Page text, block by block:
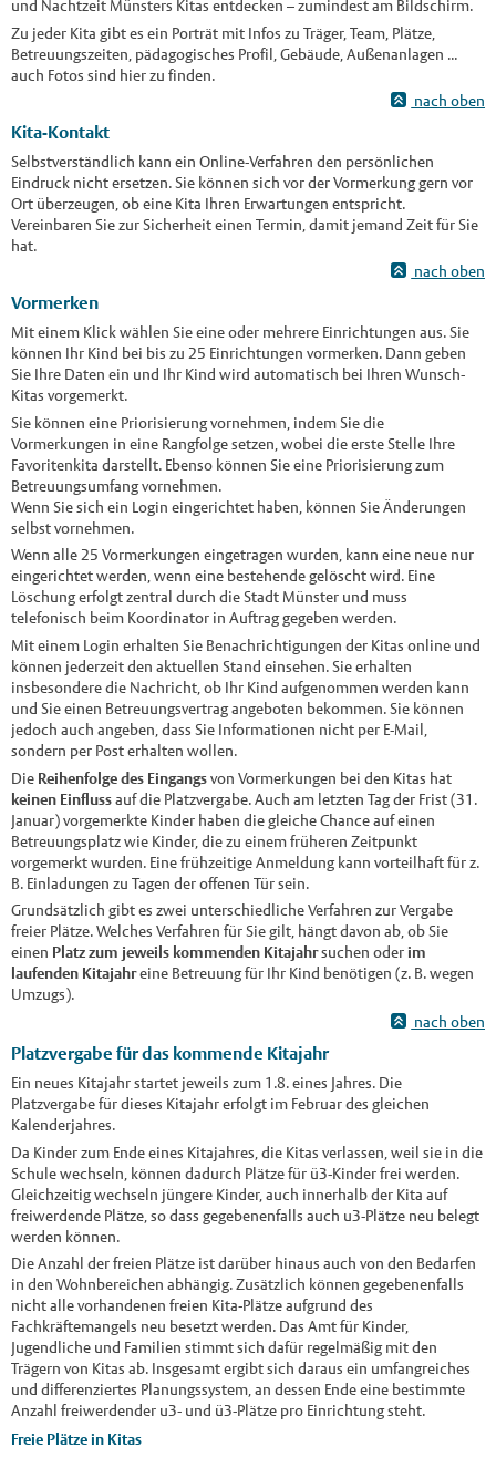
und Nachtzeit Münsters Kitas entdecken – zumindest am Bildschirm.
Zu jeder Kita gibt es ein Porträt mit Infos zu Träger, Team, Plätze,
Betreuungszeiten, pädagogisches Profil, Gebäude, Außenanlagen ...
auch Fotos sind hier zu finden.
nach oben
Kita-Kontakt
Selbstverständlich kann ein Online-Verfahren den persönlichen
Eindruck nicht ersetzen. Sie können sich vor der Vormerkung gern vor
Ort überzeugen, ob eine Kita Ihren Erwartungen entspricht.
Vereinbaren Sie zur Sicherheit einen Termin, damit jemand Zeit für Sie
hat.
nach oben
Vormerken
Mit einem Klick wählen Sie eine oder mehrere Einrichtungen aus. Sie
können Ihr Kind bei bis zu 25 Einrichtungen vormerken. Dann geben
Sie Ihre Daten ein und Ihr Kind wird automatisch bei Ihren Wunsch-
Kitas vorgemerkt.
Sie können eine Priorisierung vornehmen, indem Sie die
Vormerkungen in eine Rangfolge setzen, wobei die erste Stelle Ihre
Favoritenkita darstellt. Ebenso können Sie eine Priorisierung zum
Betreuungsumfang vornehmen.
Wenn Sie sich ein Login eingerichtet haben, können Sie Änderungen
selbst vornehmen.
Wenn alle 25 Vormerkungen eingetragen wurden, kann eine neue nur
eingerichtet werden, wenn eine bestehende gelöscht wird. Eine
Löschung erfolgt zentral durch die Stadt Münster und muss
telefonisch beim Koordinator in Auftrag gegeben werden.
Mit einem Login erhalten Sie Benachrichtigungen der Kitas online und
können jederzeit den aktuellen Stand einsehen. Sie erhalten
insbesondere die Nachricht, ob Ihr Kind aufgenommen werden kann
und Sie einen Betreuungsvertrag angeboten bekommen. Sie können
jedoch auch angeben, dass Sie Informationen nicht per E-Mail,
sondern per Post erhalten wollen.
Die Reihenfolge des Eingangsvon Vormerkungen bei den Kitas hat
keinen Einflussauf die Platzvergabe. Auch am letzten Tag der Frist (31.
Januar) vorgemerkte Kinder haben die gleiche Chance auf einen
Betreuungsplatz wie Kinder, die zu einem früheren Zeitpunkt
vorgemerkt wurden. Eine frühzeitige Anmeldung kann vorteilhaft für z.
B. Einladungen zu Tagen der offenen Tür sein.
Grundsätzlich gibt es zwei unterschiedliche Verfahren zur Vergabe
freier Plätze. Welches Verfahren für Sie gilt, hängt davon ab, ob Sie
einen Platz zum jeweils kommenden Kitajahrsuchen oder im
laufenden Kitajahreine Betreuung für Ihr Kind benötigen (z. B. wegen
Umzugs).
nach oben
Platzvergabe für das kommende Kitajahr
Ein neues Kitajahr startet jeweils zum 1.8. eines Jahres. Die
Platzvergabe für dieses Kitajahr erfolgt im Februar des gleichen
Kalenderjahres.
Da Kinder zum Ende eines Kitajahres, die Kitas verlassen, weil sie in die
Schule wechseln, können dadurch Plätze für ü3-Kinder frei werden.
Gleichzeitig wechseln jüngere Kinder, auch innerhalb der Kita auf
freiwerdende Plätze, so dass gegebenenfalls auch u3-Plätze neu belegt
werden können.
Die Anzahl der freien Plätze ist darüber hinaus auch von den Bedarfen
in den Wohnbereichen abhängig. Zusätzlich können gegebenenfalls
nicht alle vorhandenen freien Kita-Plätze aufgrund des
Fachkräftemangels neu besetzt werden. Das Amt für Kinder,
Jugendliche und Familien stimmt sich dafür regelmäßig mit den
Trägern von Kitas ab. Insgesamt ergibt sich daraus ein umfangreiches
und differenziertes Planungssystem, an dessen Ende eine bestimmte
Anzahl freiwerdender u3- und ü3-Plätze pro Einrichtung steht.
Freie Plätze in Kitas